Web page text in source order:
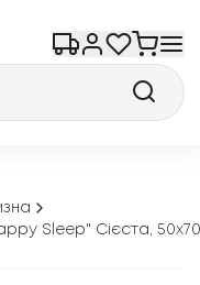
Sleep" Сієста, 50x70